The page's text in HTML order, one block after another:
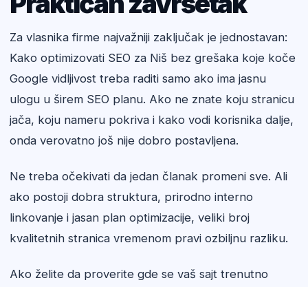
Za vlasnika firme najvažniji zaključak je jednostavan:
Kako optimizovati SEO za Niš bez grešaka koje koče
Google vidljivost treba raditi samo ako ima jasnu
ulogu u širem SEO planu. Ako ne znate koju stranicu
jača, koju nameru pokriva i kako vodi korisnika dalje,
onda verovatno još nije dobro postavljena.
Ne treba očekivati da jedan članak promeni sve. Ali
ako postoji dobra struktura, prirodno interno
linkovanje i jasan plan optimizacije, veliki broj
kvalitetnih stranica vremenom pravi ozbiljnu razliku.
Ako želite da proverite gde se vaš sajt trenutno